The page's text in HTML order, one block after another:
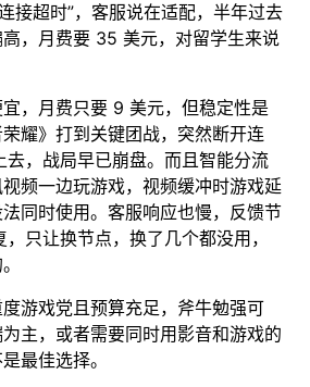
接超时”，客服说在适配，半年过去
，月费要 35 美元，对留学生来说
，月费只要 9 美元，但稳定性是
耀》打到关键团战，突然断开连
，战局早已崩盘。而且智能分流
频一边玩游戏，视频缓冲时游戏延
同时使用。客服响应也慢，反馈节
只让换节点，换了几个都没用，
游戏党且预算充足，斧牛勉强可
主，或者需要同时用影音和游戏的
最佳选择。